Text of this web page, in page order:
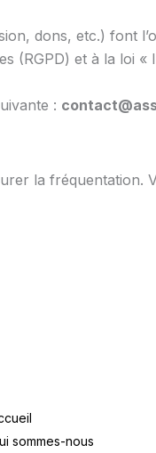
dons, etc.) font
et à la loi «
:
la
sommes-nous